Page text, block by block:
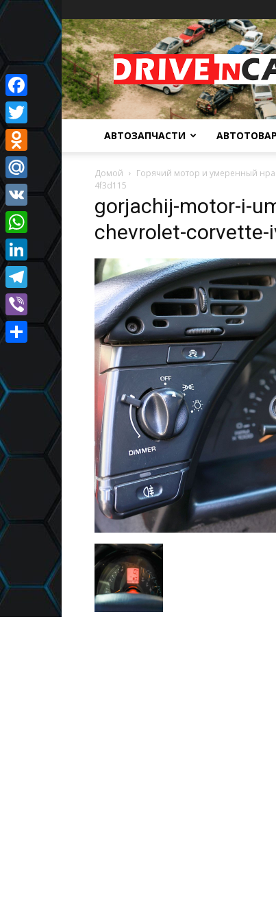
Автомобильный
портал
АВТОЗАПЧАСТИ
Домой Горячий мотор и умеренный
4f3d115
gorjachij-motor-i-
chevrolet-
Facebook
Twitter
Odnoklassniki
Mail.Ru
VK
WhatsApp
LinkedIn
Telegram
Viber